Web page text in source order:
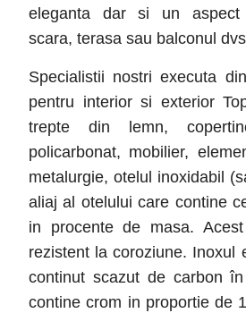
eleganta dar si un aspect
scara, terasa sau balconul
Specialistii nostri executa
pentru interior si exterior
trepte din lemn,
policarbonat, mobilier,
metalurgie, otelul inoxidabil
aliaj al otelului care contine
in procente de masa.
rezistent la coroziune. Inoxul
continut scazut de carbon
contine crom in proportie de